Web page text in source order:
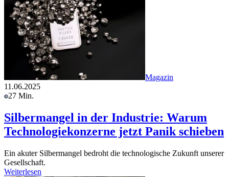
Magazin
11.06.2025
27 Min.
Silbermangel in der Industrie: Warum
Technologiekonzerne jetzt Panik schieben
Ein akuter Silbermangel bedroht die technologische Zukunft unserer
Gesellschaft.
Weiterlesen